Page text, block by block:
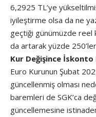
6,2925 TL’ye
iyileştirme olsa da ne
geçtiği günümüzde reel
da artarak yüzde
Kur Değişince İskonto
Euro Kurunun Şubat
güncellenmiş olması
baremleri de SGK’ca
güncellemesine